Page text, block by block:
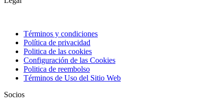
Términos y condiciones
Política de privacidad
Politica de las cookies
Configuración de las Cookies
Politica de reembolso
Términos de Uso del Sitio Web
Socios